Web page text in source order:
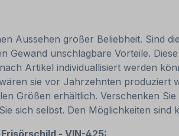
Aussehen großer Beliebheit. Sind
unschlagbare Vorteile.
Artikel individuallisiert werden
sie vor Jahrzehnten produziert
Größen erhältlich. Verschenken
sich selbst. Den Möglichkeiten sind